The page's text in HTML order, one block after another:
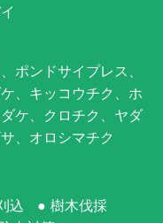
ポンドサイプレス、
、キッコウチク、ホ
ケ、クロチク、ヤダ
、オロシマチク
込
樹木伐採